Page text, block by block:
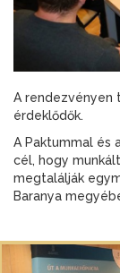
A rendezvényen
érdeklődők.
A Paktummal és
cél, hogy
megtalálják
Baranya